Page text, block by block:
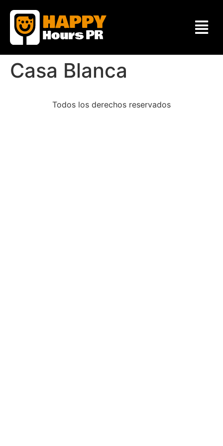
Casa Blanca
Todos los derechos reservados